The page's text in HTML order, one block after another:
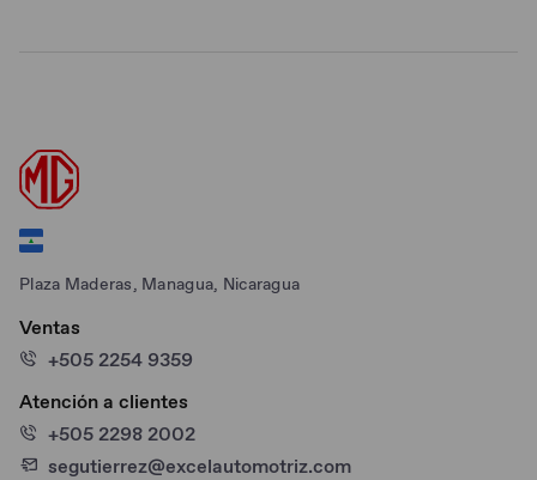
Plaza Maderas, Managua, Nicaragua
Ventas
+505 2254 9359
Atención a clientes
+505 2298 2002
segutierrez@excelautomotriz.com